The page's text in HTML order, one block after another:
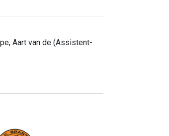
Aart van de (Assistent-